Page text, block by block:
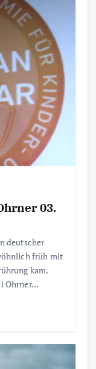
03.
deutscher
früh mit
kam.
Ohrner…